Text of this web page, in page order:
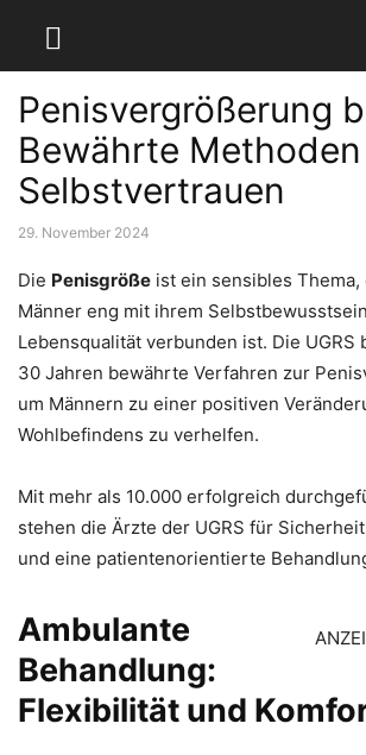
Penisvergrößerung
Bewährte
Selbstvertrauen
29. November 2024
Die Penisgröße ist ein sensibles Thema,
Männer eng mit ihrem
Lebensqualität verbunden ist. Die UGRS
30 Jahren bewährte Verfahren zur
um Männern zu einer positiven
Wohlbefindens zu verhelfen.
Mit mehr als 10.000 erfolgreich
stehen die Ärzte der UGRS für
und eine patientenorientierte
Ambulante
Behandlung:
Flexibilität und